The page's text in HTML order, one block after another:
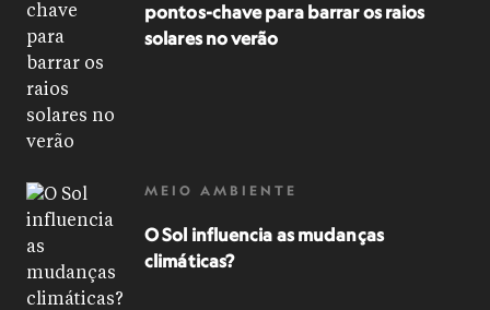
pontos-chave para barrar os raios
solares no verão
MEIO AMBIENTE
O Sol influencia as mudanças
climáticas?